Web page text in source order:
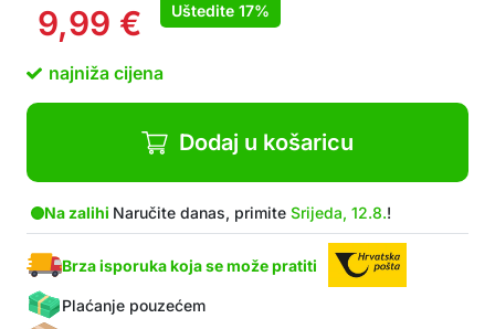
9,99 € Uštedite 17%
najniža cijena
Dodaj u košaricu
Na zalihi Naručite danas, primite Srijeda, 12.8.!
Brza isporuka koja se može pratiti
Plaćanje pouzećem